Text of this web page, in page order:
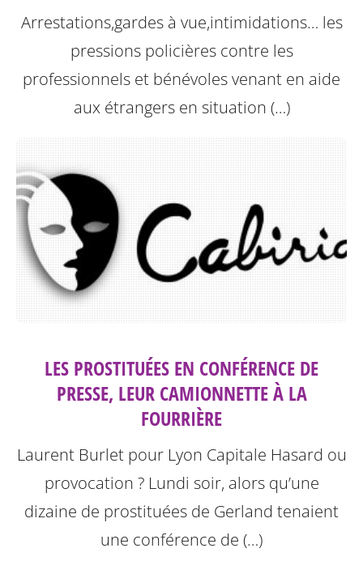
Arrestations,gardes à vue,intimidations… les
pressions policières contre les
professionnels et bénévoles venant en aide
aux étrangers en situation (…)
LES PROSTITUÉES EN CONFÉRENCE DE
PRESSE, LEUR CAMIONNETTE À LA
FOURRIÈRE
Laurent Burlet pour Lyon Capitale Hasard ou
provocation ? Lundi soir, alors qu’une
dizaine de prostituées de Gerland tenaient
une conférence de (…)